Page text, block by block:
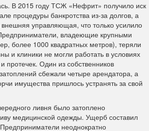
В 2015 году ТСЖ «Нефрит» получило иск
процедуры банкротства из-за долгов, а
управляющая, что только усилило
владеющие крупными
более 1000 квадратных метров), теряли
и клиники не могли работать в условиях
протечек. Один из собственников
сбежали четыре арендатора, а
имущества пришлось устранять за свой
ливня было затоплено
медицинской одежды. Ущерб составил
неоднократно